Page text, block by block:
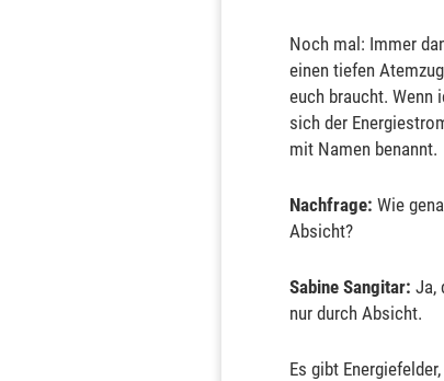
Noch mal: Immer
einen tiefen
euch braucht. Wenn
sich der
mit Namen benannt.
Nachfrage: Wie
Absicht?
Sabine Sangitar: Ja,
nur durch Absicht.
Es gibt